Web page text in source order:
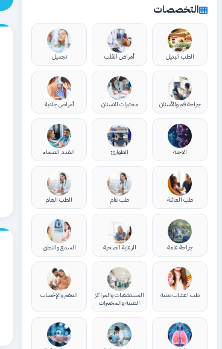
التخصصات
الطب البديل أمراض القلب تجميل
جراحة فم والأسنان مختبرات الاسنان أمراض جلدية
الاجنة الطوارئ الغدد الصماء
طب العائلة طب عام الطب العام
جراحة عامة الرعاية الصحية السمع والنطق
طب اعشاب طبية
المستشفيات والمراكز
الطبية والمختبرات
العقم والإخصاب